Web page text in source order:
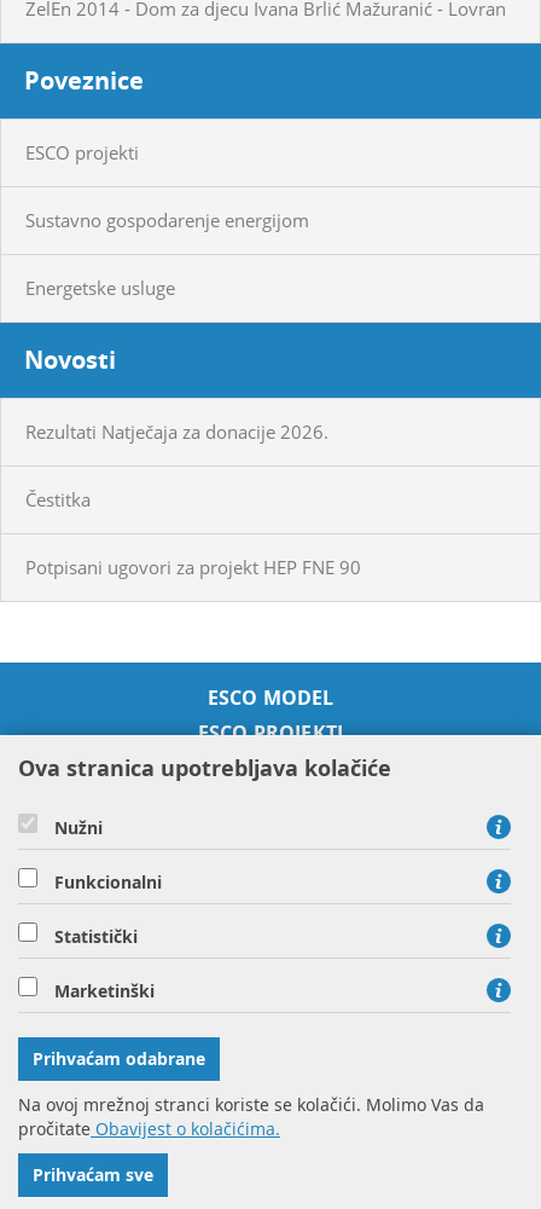
ZelEn 2014 - Dom za djecu Ivana Brlić Mažuranić - Lovran
Poveznice
ESCO projekti
Sustavno gospodarenje energijom
Energetske usluge
Novosti
Rezultati Natječaja za donacije 2026.
Čestitka
Potpisani ugovori za projekt HEP FNE 90
ESCO MODEL
ESCO PROJEKTI
SUSTAVNO GOSPODARENJE
HEP ESCO d.o.o. - član HEP grupe, Savska cesta 41, 10000
Zagreb
tel: 01 63 21 920
© Copyright 2016 HEP d.d.
Ova stranica upotrebljava kolačiće
Nužni
Funkcionalni
Statistički
Marketinški
Prihvaćam odabrane
Na ovoj mrežnoj stranci koriste se kolačići. Molimo Vas da
pročitate Obavijest o kolačićima.
Prihvaćam sve